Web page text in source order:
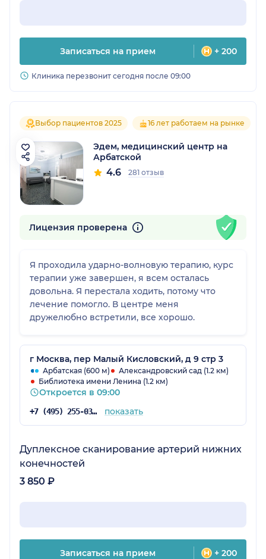
Записаться на прием + 200
Клиника перезвонит сегодня после 09:00
Выбор пациентов 2025 16 лет работаем на рынке
Эдем, медицинский центр на
Арбатской
4.6 281 отзыв
Лицензия проверена
Я проходила ударно-волновую терапию, курс
терапии уже завершен, я всем осталась
довольна. Я перестала ходить, потому что
лечение помогло. В центре меня
дружелюбно встретили, все хорошо.
г Москва, пер Малый Кисловский, д 9 стр 3
Арбатская (600 м)
Александровский сад (1.2 км)
Библиотека имени Ленина (1.2 км)
Откроется в 09:00
+7 (495) 255-03-20 показать
Дуплексное сканирование артерий нижних
конечностей
3 850 ₽
Записаться на прием + 200